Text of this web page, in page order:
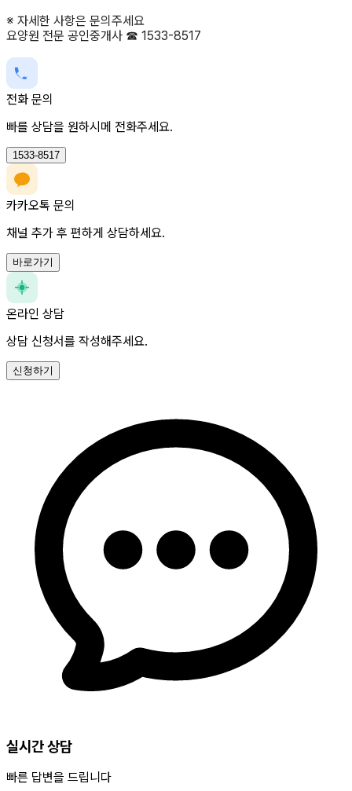
※ 자세한 사항은 문의주세요
요양원 전문 공인중개사 ☎ 1533-8517
전화 문의
빠를 상담을 원하시메 전화주세요.
1533-8517
카카오톡 문의
채널 추가 후 편하게 상담하세요.
바로가기
온라인 상담
상담 신청서를 작성해주세요.
신청하기
실시간 상담
빠른 답변을 드립니다